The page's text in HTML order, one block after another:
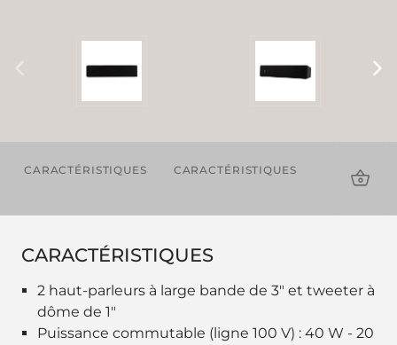
CARACTÉRISTIQUES CARACTÉRISTIQUES
CARACTÉRISTIQUES
2 haut-parleurs à large bande de 3" et tweeter à
dôme de 1"
Puissance commutable (ligne 100 V) : 40 W - 20